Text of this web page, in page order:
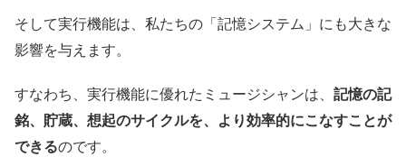
そして実行機能は、私たちの「記憶システム」にも大きな
影響を与えます。
すなわち、実行機能に優れたミュージシャンは、 記憶の記
銘、貯蔵、想起のサイクルを、より効率的にこなすことが
できるのです。